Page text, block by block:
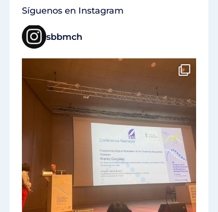
Síguenos en Instagram
sbbmch